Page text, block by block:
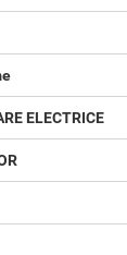
ELECTRICE